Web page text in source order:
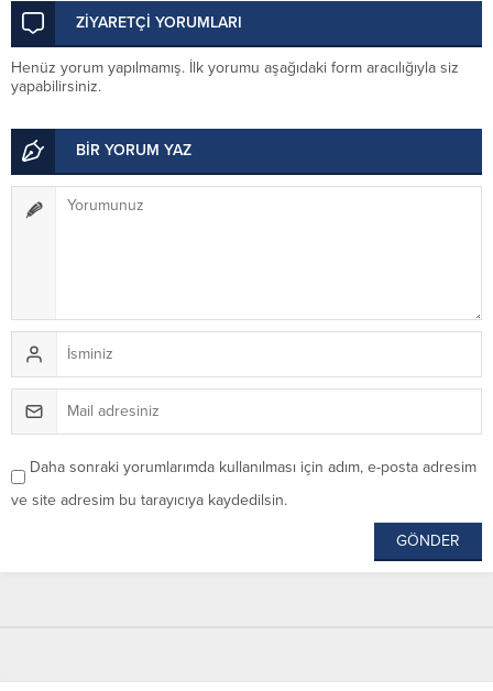
veremeyecek
ZİYARETÇİ YORUMLARI
Henüz yorum yapılmamış. İlk yorumu aşağıdaki form aracılığıyla siz
yapabilirsiniz.
BİR YORUM YAZ
Daha sonraki yorumlarımda kullanılması için adım, e-posta adresim
ve site adresim bu tarayıcıya kaydedilsin.